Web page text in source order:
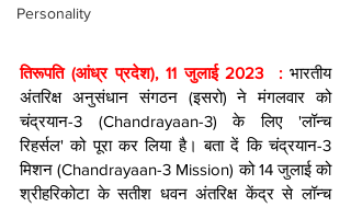
Personality
तिरूपति (आंध्र प्रदेश), 11 जुलाई 2023  : भारतीय
अंतरिक्ष अनुसंधान संगठन (इसरो) ने मंगलवार को
चंद्रयान-3 (Chandrayaan-3) के लिए 'लॉन्च
रिहर्सल' को पूरा कर लिया है। बता दें कि चंद्रयान-3
मिशन (Chandrayaan-3 Mission) को 14 जुलाई को
श्रीहरिकोटा के सतीश धवन अंतरिक्ष केंद्र से लॉन्च